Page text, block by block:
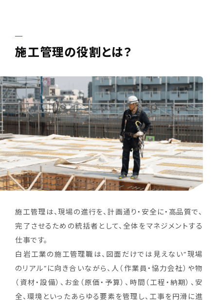
施工管理の役割とは？
施工管理は、現場の進行を、計画通り・安全に・高品質で、
完了させるための統括者として、全体をマネジメントする
仕事です。
白岩工業の施工管理職は、図面だけでは見えない“現場
のリアル”に向き合いながら、人（作業員・協力会社）や物
（資材・設備）、お金（原価・予算）、時間（工程・納期）、安
全、環境といったあらゆる要素を管理し、工事を円滑に進